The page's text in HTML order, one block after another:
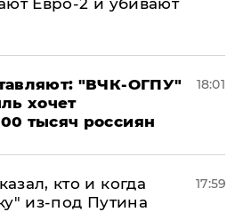
Евро-2 и убивают
"ВЧК-ОГПУ"
хочет
тысяч россиян
18:01
кто и когда
из-под Путина
17:59